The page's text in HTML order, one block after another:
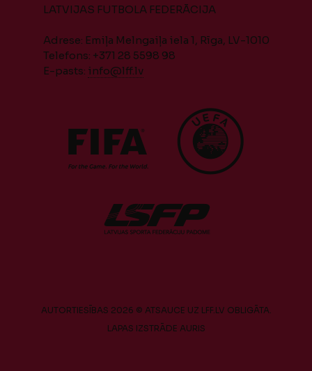
LATVIJAS FUTBOLA FEDERĀCIJA
Adrese: Emiļa Melngaiļa iela 1, Rīga, LV-1010
Telefons: +371 28 5598 98
E-pasts: info@lff.lv
AUTORTIESĪBAS 2026 © ATSAUCE UZ LFF.LV OBLIGĀTA.
LAPAS IZSTRĀDE AURIS